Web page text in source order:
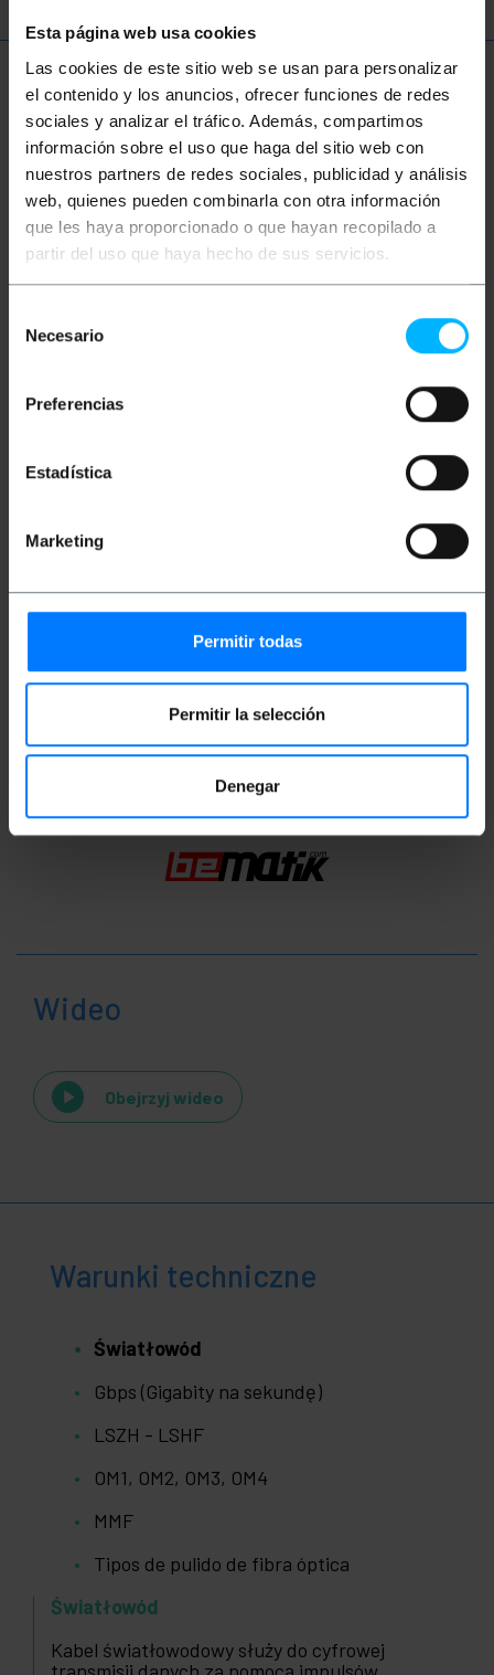
Esta página web usa cookies
Las cookies de este sitio web se usan para personalizar
el contenido y los anuncios, ofrecer funciones de redes
sociales y analizar el tráfico. Además, compartimos
información sobre el uso que haga del sitio web con
nuestros partners de redes sociales, publicidad y análisis
web, quienes pueden combinarla con otra información
que les haya proporcionado o que hayan recopilado a
partir del uso que haya hecho de sus servicios.
Necesario
Preferencias
Estadística
Marketing
Permitir todas
Permitir la selección
Denegar
Więcej informacji
Opis
Dwustronny kabel światłowodowy Multi-Mode (MM),
który spełnia standard OM3 ISO-11801. Kable OM3
wykorzystują zoptymalizowane światłowód
do 10 Gigabit Ethernet w odległości 300 m. Ma dwa
złącza LC / PC na jednym końcu i dwa złącza SC /
PC na drugim końcu. 100% zweryfikowany kabel,
Free). Przekrój rdzenia centralnego i jego
podszewka 50/125 mikronów (µm). Całkowity
Wymiary produktu (szerokość x głębokość x
wysokość): 18.0 x 18.0 x 2.6 cm
Ilość paczek: 1
Środki w pakiecie: 18.0 x 18.0 x 2.6 cm
Wideo
Obejrzyj wideo
Warunki techniczne
Światłowód
Gbps (Gigabity na sekundę)
LSZH - LSHF
OM1, OM2, OM3, OM4
MMF
Tipos de pulido de fibra óptica
Światłowód
Kabel światłowodowy służy do cyfrowej